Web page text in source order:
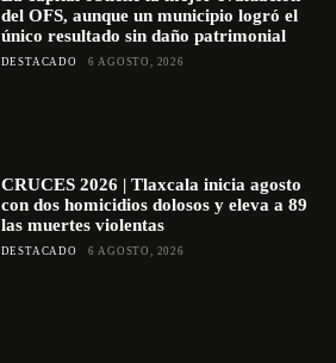
del OFS, aunque un municipio logró el
único resultado sin daño patrimonial
DESTACADO 6 AGOSTO, 2026
CRUCES 2026 | Tlaxcala inicia agosto
con dos homicidios dolosos y eleva a 89
las muertes violentas
DESTACADO 6 AGOSTO, 2026